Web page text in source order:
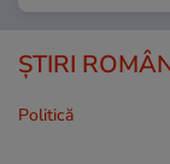
ȘTIRI
Politică